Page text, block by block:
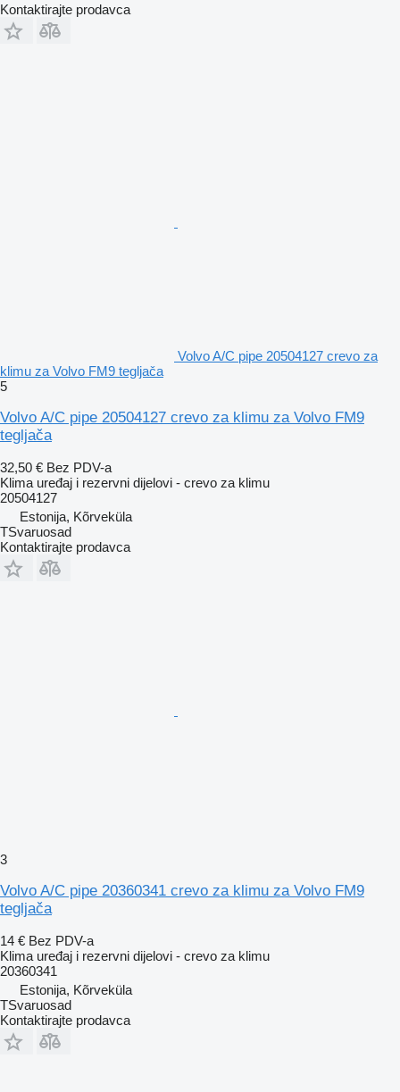
Kontaktirajte prodavca
Volvo A/C pipe 20504127 crevo za
klimu za Volvo FM9 tegljača
5
Volvo A/C pipe 20504127 crevo za klimu za Volvo FM9
tegljača
32,50 € Bez PDV-a
Klima uređaj i rezervni dijelovi - crevo za klimu
20504127
Estonija, Kõrveküla
TSvaruosad
Kontaktirajte prodavca
3
Volvo A/C pipe 20360341 crevo za klimu za Volvo FM9
tegljača
14 € Bez PDV-a
Klima uređaj i rezervni dijelovi - crevo za klimu
20360341
Estonija, Kõrveküla
TSvaruosad
Kontaktirajte prodavca